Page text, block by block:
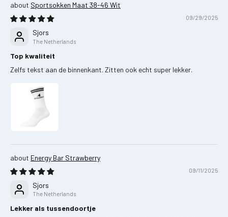
Sportsokken Maat 38-46 Wit
09/29/2025
Sjors
The Netherlands
Top kwaliteit
Zelfs tekst aan de binnenkant. Zitten ook echt super lekker.
Energy Bar Strawberry
09/11/2025
Sjors
The Netherlands
Lekker als tussendoortje